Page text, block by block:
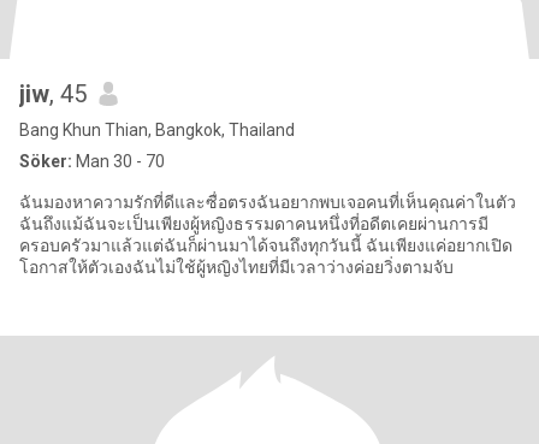
jiw, 45
Bang Khun Thian, Bangkok, Thailand
Söker: Man 30 - 70
ฉันมองหาความรักที่ดีและซื่อตรงฉันอยากพบเจอคนที่เห็นคุณค่าในตัว
ฉันถึงแม้ฉันจะเป็นเพียงผู้หญิงธรรมดาคนหนึ่งที่อดีตเคยผ่านการมี
ครอบครัวมาแล้วแต่ฉันก็ผ่านมาได้จนถึงทุกวันนี้ ฉันเพียงแค่อยากเปิด
โอกาสให้ตัวเองฉันไม่ใช้ผู้หญิงไทยที่มีเวลาว่างค่อยวิ่งตามจับ